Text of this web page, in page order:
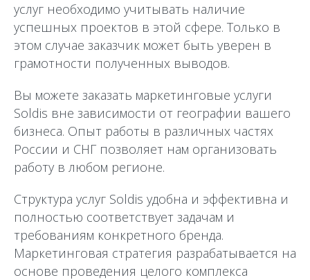
услуг необходимо учитывать наличие
успешных проектов в этой сфере. Только в
этом случае заказчик может быть уверен в
грамотности полученных выводов.
Вы можете заказать маркетинговые услуги
Soldis вне зависимости от географии вашего
бизнеса. Опыт работы в различных частях
России и СНГ позволяет нам организовать
работу в любом регионе.
Структура услуг Soldis удобна и эффективна и
полностью соответствует задачам и
требованиям конкретного бренда.
Маркетинговая стратегия разрабатывается на
основе проведения целого комплекса